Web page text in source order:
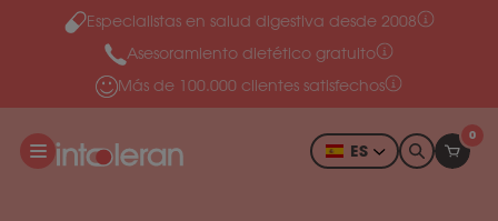
Ir al contenido
Especialistas en salud digestiva desde 2008
Asesoramiento dietético gratuito
Más de 100.000 clientes satisfechos
ES
0